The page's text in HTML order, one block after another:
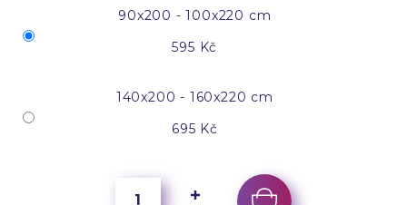
90x200 - 100x220 cm
595 Kč
140x200 - 160x220 cm
695 Kč